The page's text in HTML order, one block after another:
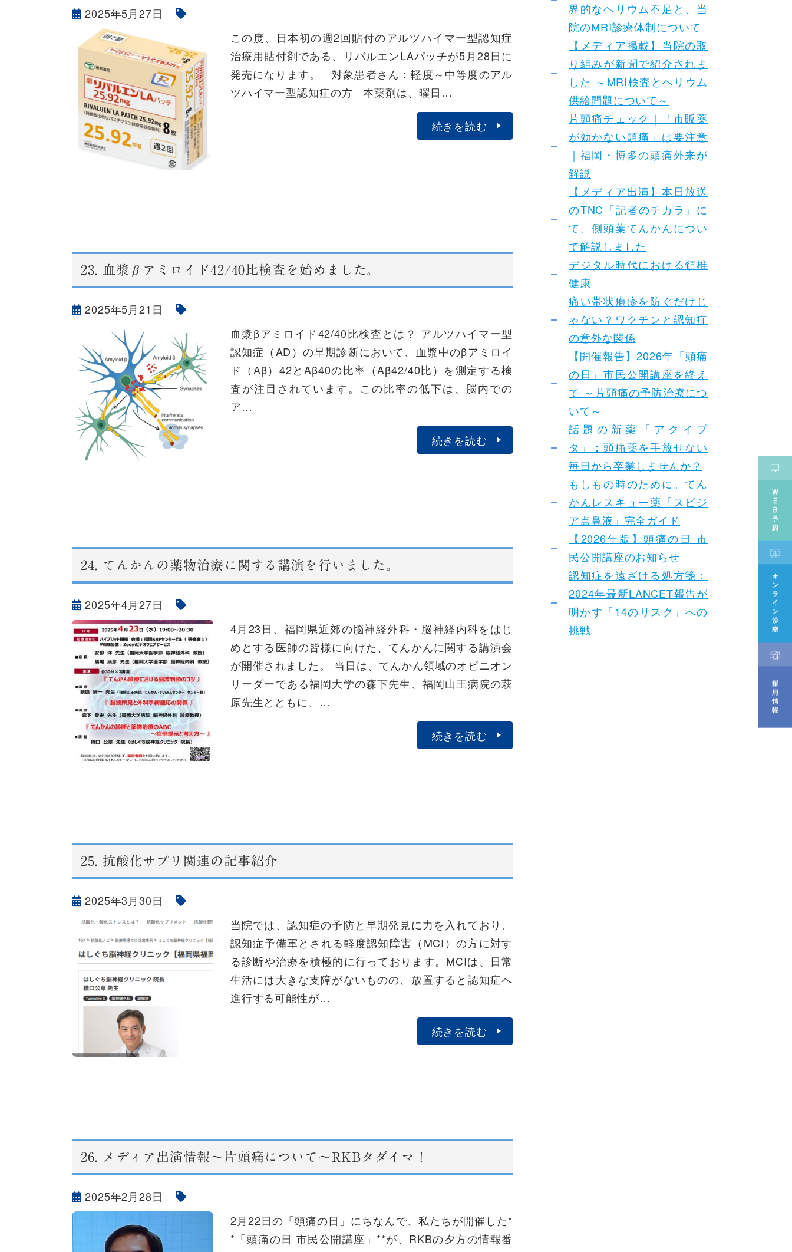
2025年5月27日
この度、日本初の週2回貼付のアルツハイマー型認知症
治療用貼付剤である、リバルエンLAパッチが5月28日に
発売になります。 対象患者さん：軽度～中等度のアル
ツハイマー型認知症の方 本薬剤は、曜日…
続きを読む
23. 血漿βアミロイド42/40比検査を始めました。
2025年5月21日
血漿βアミロイド42/40比検査とは？ アルツハイマー型
認知症（AD）の早期診断において、血漿中のβアミロイ
ド（Aβ）42とAβ40の比率（Aβ42/40比）を測定する検
査が注目されています。この比率の低下は、脳内での
ア…
続きを読む
24. てんかんの薬物治療に関する講演を行いました。
2025年4月27日
4月23日、福岡県近郊の脳神経外科・脳神経内科をはじ
めとする医師の皆様に向けた、てんかんに関する講演会
が開催されました。 当日は、てんかん領域のオピニオン
リーダーである福岡大学の森下先生、福岡山王病院の萩
原先生とともに、…
続きを読む
25. 抗酸化サプリ関連の記事紹介
2025年3月30日
当院では、認知症の予防と早期発見に力を入れており、
認知症予備軍とされる軽度認知障害（MCI）の方に対す
る診断や治療を積極的に行っております。MCIは、日常
生活には大きな支障がないものの、放置すると認知症へ
進行する可能性が…
続きを読む
26. メディア出演情報～片頭痛について～RKBタダイマ！
2025年2月28日
2月22日の「頭痛の日」にちなんで、私たちが開催した*
*「頭痛の日 市民公開講座」**が、RKBの夕方の情報番
界的なヘリウム不足と、当
院のMRI診療体制について
【メディア掲載】当院の取
り組みが新聞で紹介されま
した ～MRI検査とヘリウム
供給問題について～
片頭痛チェック｜「市販薬
が効かない頭痛」は要注意
｜福岡・博多の頭痛外来が
解説
【メディア出演】本日放送
のTNC「記者のチカラ」に
て、側頭葉てんかんについ
て解説しました
デジタル時代における頚椎
健康
痛い帯状疱疹を防ぐだけじ
ゃない？ワクチンと認知症
の意外な関係
【開催報告】2026年「頭痛
の日」市民公開講座を終え
て ～片頭痛の予防治療につ
いて～
話題の新薬「アクイプ
タ」：頭痛薬を手放せない
毎日から卒業しませんか？
もしもの時のために。てん
かんレスキュー薬「スピジ
ア点鼻液」完全ガイド
【2026年版】頭痛の日 市
民公開講座のお知らせ
認知症を遠ざける処方箋：
2024年最新LANCET報告が
明かす「14のリスク」への
挑戦